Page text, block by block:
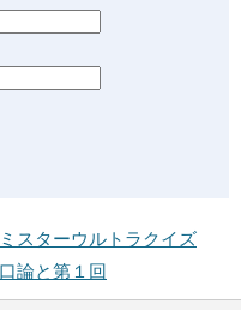
スターウルトラクイズ
論と第１回